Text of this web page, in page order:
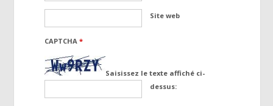
Site web
CAPTCHA*
Saisissez le texte affiché ci-
dessus: